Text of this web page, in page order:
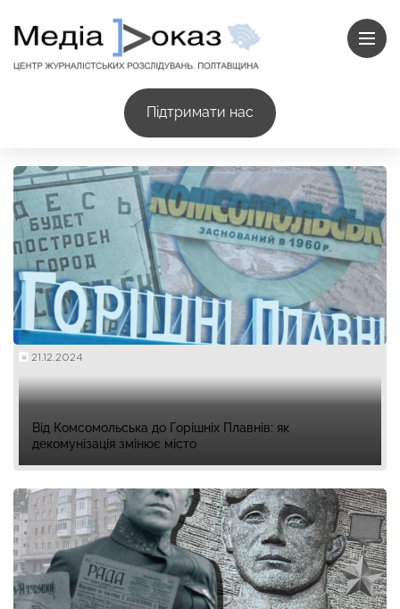
Підтримати нас
21.12.2024
Від Комсомольська до Горішніх Плавнів: як
декомунізація змінює місто